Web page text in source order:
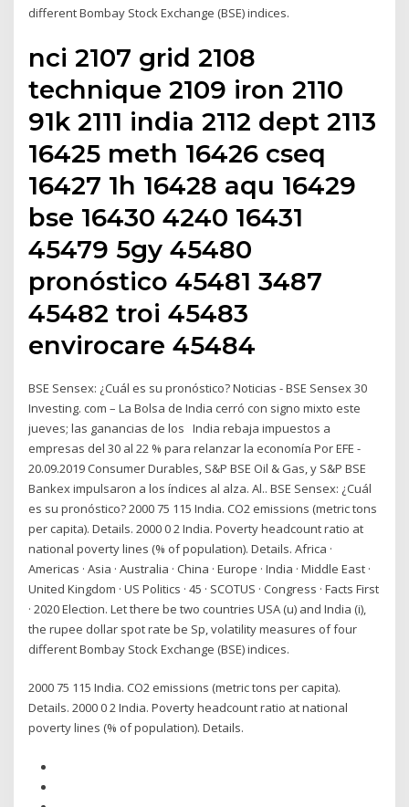
different Bombay Stock Exchange (BSE) indices.
nci 2107 grid 2108
technique 2109 iron 2110
91k 2111 india 2112 dept 2113
16425 meth 16426 cseq
16427 1h 16428 aqu 16429
bse 16430 4240 16431
45479 5gy 45480
pronóstico 45481 3487
45482 troi 45483
envirocare 45484
BSE Sensex: ¿Cuál es su pronóstico? Noticias - BSE Sensex 30
Investing. com – La Bolsa de India cerró con signo mixto este
jueves; las ganancias de los India rebaja impuestos a
empresas del 30 al 22 % para relanzar la economía Por EFE -
20.09.2019 Consumer Durables, S&P BSE Oil & Gas, y S&P BSE
Bankex impulsaron a los índices al alza. Al.. BSE Sensex: ¿Cuál
es su pronóstico? 2000 75 115 India. CO2 emissions (metric tons
per capita). Details. 2000 0 2 India. Poverty headcount ratio at
national poverty lines (% of population). Details. Africa ·
Americas · Asia · Australia · China · Europe · India · Middle East ·
United Kingdom · US Politics · 45 · SCOTUS · Congress · Facts First
· 2020 Election. Let there be two countries USA (u) and India (i),
the rupee dollar spot rate be Sp, volatility measures of four
different Bombay Stock Exchange (BSE) indices.
2000 75 115 India. CO2 emissions (metric tons per capita).
Details. 2000 0 2 India. Poverty headcount ratio at national
poverty lines (% of population). Details.